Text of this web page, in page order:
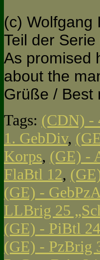
(c) Wolfgang
Teil der
As promised
about the
Grüße /
Tags: (CDN) -
1. GebDiv,
Korps, (GE) -
FlaBtl 12,
(GE) -
LLBrig 25
(GE) - PiBtl
(GE) - PzBrig